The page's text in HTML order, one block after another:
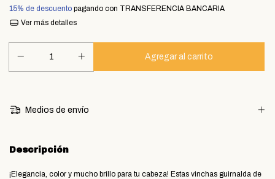
15% de descuento pagando con TRANSFERENCIA BANCARIA
Ver más detalles
Medios de envío
Descripción
​¡Elegancia, color y mucho brillo para tu cabeza! Estas vinchas guirnalda de